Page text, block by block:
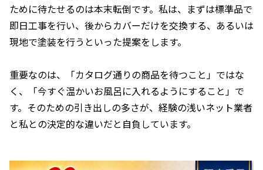
ために待たせるのは本末転倒です。私は、まずは標準品で
即日工事を行い、後からカバーだけを交換する、あるいは
現地で塗装を行うといった提案をします。
重要なのは、「カタログ通りの商品を待つこと」ではな
く、「今すぐ温かいお風呂に入れるようにすること」で
す。そのための引き出しの多さが、経験の浅いネット業者
と私との決定的な違いだと自負しています。